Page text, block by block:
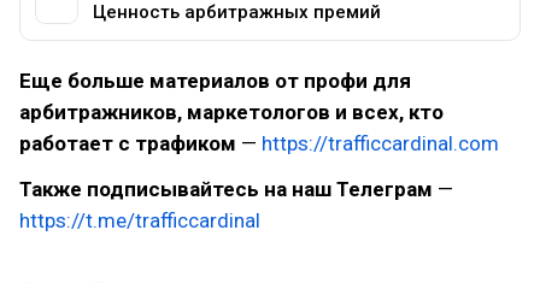
Ценность арбитражных премий
Еще больше материалов от профи для
арбитражников, маркетологов и всех, кто
работает с трафиком — https://trafficcardinal.com
Также подписывайтесь на наш Телеграм —
https://t.me/trafficcardinal